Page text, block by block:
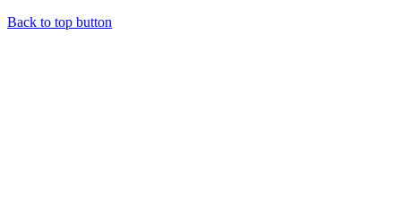
Back to top button